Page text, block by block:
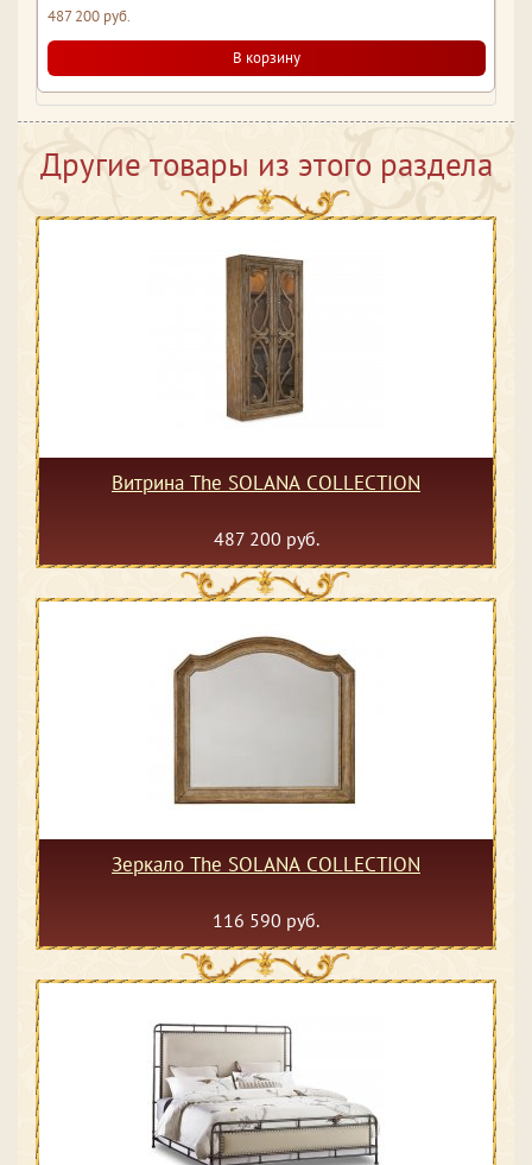
487 200 руб.
В корзину
Другие товары из этого раздела
Витрина The SOLANA COLLECTION
487 200 руб.
Зеркало The SOLANA COLLECTION
116 590 руб.